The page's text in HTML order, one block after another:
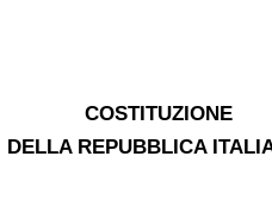
COSTITUZIONE
DELLA REPUBBLICA